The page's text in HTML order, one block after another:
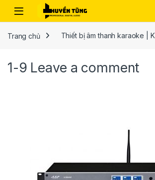
Trang chủ Thiết bị âm thanh karaoke |
1-9 Leave a comment